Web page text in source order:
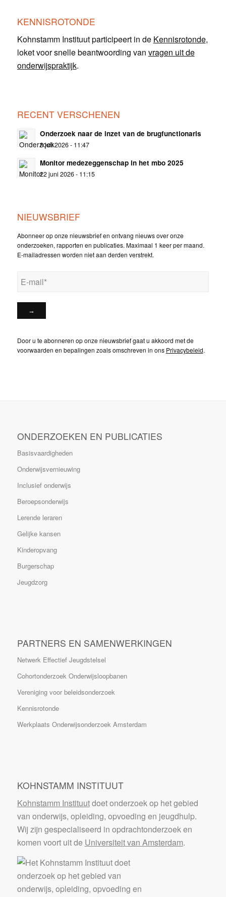
KENNISROTONDE
Kohnstamm Instituut participeert in de Kennisrotonde,
loket voor snelle beantwoording van vragen uit de
onderwijspraktijk.
RECENT VERSCHENEN
Onderzoek naar de inzet van de brugfunctionaris
8 juli 2026 - 11:47
Monitor medezeggenschap in het mbo 2025
22 juni 2026 - 11:15
NIEUWSBRIEF
Abonneer op onze nieuwsbrief en ontvang nieuws over onze
onderzoeken, rapporten en publicaties. Maximaal 1 keer per maand.
E-mailadressen worden niet aan derden verstrekt.
Door u te abonneren op onze nieuwsbrief gaat u akkoord met de
voorwaarden en bepalingen zoals omschreven in ons Privacybeleid.
ONDERZOEKEN EN PUBLICATIES
Basisvaardigheden
Onderwijsvernieuwing
Inclusief onderwijs
Beroepsonderwijs
Lerende leraren
Gelijke kansen
Kinderopvang
Burgerschap
Jeugdzorg
PARTNERS EN SAMENWERKINGEN
Netwerk Effectief Jeugdstelsel
Cohortonderzoek Onderwijsloopbanen
Vereniging voor beleidsonderzoek
Kennisrotonde
Werkplaats Onderwijsonderzoek Amsterdam
KOHNSTAMM INSTITUUT
Kohnstamm Instituutdoet onderzoek op het gebied
van onderwijs, opleiding, opvoeding en jeugdhulp.
Wij zijn gespecialiseerd in opdrachtonderzoek en
komen voort uit de Universiteit van Amsterdam.